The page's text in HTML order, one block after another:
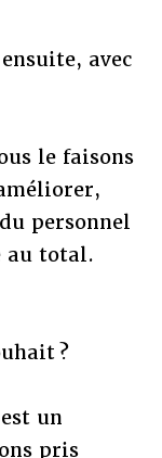
avec
le faisons
personnel
au total.
?
un
pris